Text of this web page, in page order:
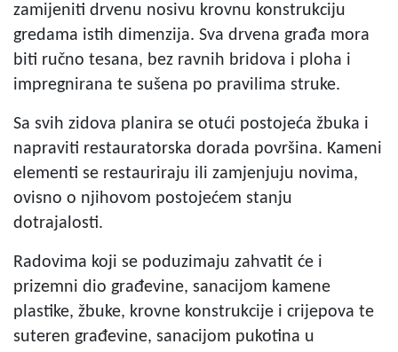
zamijeniti drvenu nosivu krovnu konstrukciju
gredama istih dimenzija. Sva drvena građa mora
biti ručno tesana, bez ravnih bridova i ploha i
impregnirana te sušena po pravilima struke.
Sa svih zidova planira se otući postojeća žbuka i
napraviti restauratorska dorada površina. Kameni
elementi se restauriraju ili zamjenjuju novima,
ovisno o njihovom postojećem stanju
dotrajalosti.
Radovima koji se poduzimaju zahvatit će i
prizemni dio građevine, sanacijom kamene
plastike, žbuke, krovne konstrukcije i crijepova te
suteren građevine, sanacijom pukotina u